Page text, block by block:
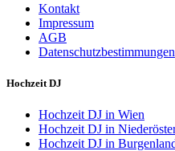
Kontakt
Impressum
AGB
Datenschutzbestimmungen
Hochzeit DJ
Hochzeit DJ in Wien
Hochzeit DJ in
Hochzeit DJ in